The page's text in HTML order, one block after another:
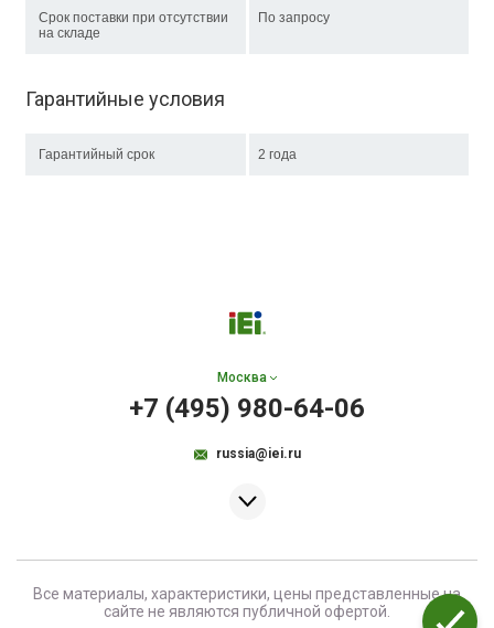
Срок поставки при отсутствии
на складе
По запросу
Гарантийные условия
Гарантийный срок 2 года
Москва
+7 (495) 980-64-06
russia@iei.ru
Все материалы, характеристики, цены представленные на
сайте не являются публичной офертой.